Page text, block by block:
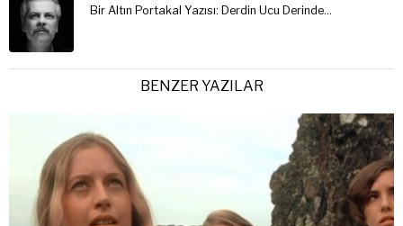
Bir Altın Portakal Yazısı: Derdin Ucu Derinde…
BENZER YAZILAR